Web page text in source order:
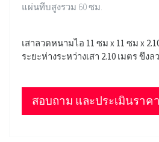
แผ่นทึบสูงรวม 60 ซม.
เสาลวดหนามไอ 11 ซม x 11 ซม x
ระยะห่างระหว่างเสา 2.10 เมตร ขึง
สอบถาม และประเมินราคา